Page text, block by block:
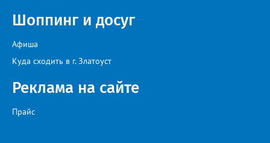
Шоппинг и досуг
Афиша
Куда сходить в г. Златоуст
Реклама на сайте
Прайс